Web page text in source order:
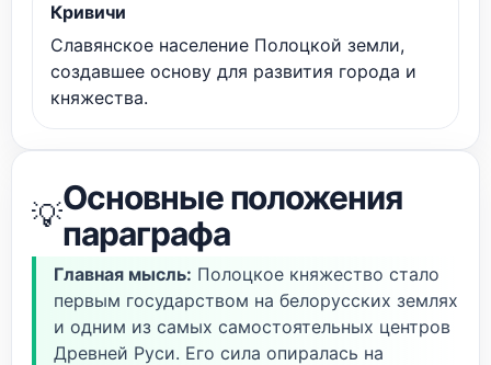
Кривичи
Славянское население Полоцкой земли,
создавшее основу для развития города и
княжества.
💡Основные положения
параграфа
Главная мысль: Полоцкое княжество стало
первым государством на белорусских землях
и одним из самых самостоятельных центров
Древней Руси. Его сила опиралась на